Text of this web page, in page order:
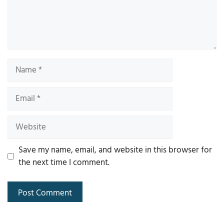
Name
Email
Website
Save my name, email, and website in this browser for
the next time I comment.